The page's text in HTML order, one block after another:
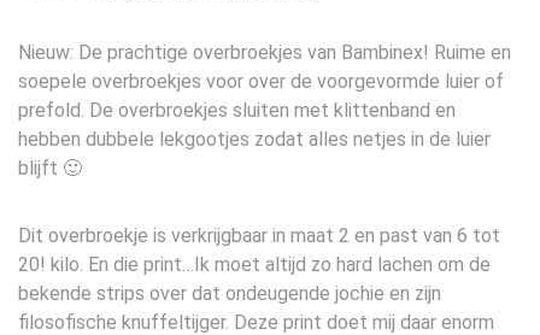
Nieuw: De prachtige overbroekjes van Bambinex! Ruime en
soepele overbroekjes voor over de voorgevormde luier of
prefold. De overbroekjes sluiten met klittenband en
hebben dubbele lekgootjes zodat alles netjes in de luier
blijft 🙂
Dit overbroekje is verkrijgbaar in maat 2 en past van 6 tot
20! kilo. En die print…Ik moet altijd zo hard lachen om de
bekende strips over dat ondeugende jochie en zijn
filosofische knuffeltijger. Deze print doet mij daar enorm